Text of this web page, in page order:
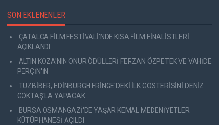
SON EKLENENLER
ÇATALCA FİLM FESTİVALİ'NDE KISA FİLM FİNALİSTLERİ
AÇIKLANDI
ALTIN KOZA'NIN ONUR ÖDÜLLERİ FERZAN ÖZPETEK VE VAHİDE
PERÇİN'İN
TUZBİBER, EDİNBURGH FRİNGE'DEKİ İLK GÖSTERİSİNİ DENİZ
GÖKTAŞ'LA YAPACAK
BURSA OSMANGAZİ'DE YAŞAR KEMAL MEDENİYETLER
KÜTÜPHANESİ AÇILDI